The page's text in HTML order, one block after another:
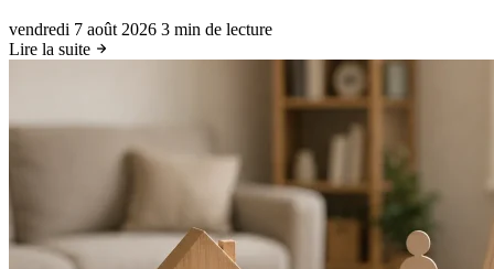
vendredi 7 août 2026 3 min de lecture
Lire la suite